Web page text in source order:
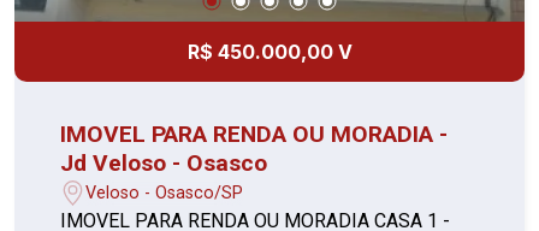
R$ 450.000,00 V
IMOVEL PARA RENDA OU MORADIA -
Jd Veloso - Osasco
Veloso - Osasco/SP
IMOVEL PARA RENDA OU MORADIA CASA 1 -